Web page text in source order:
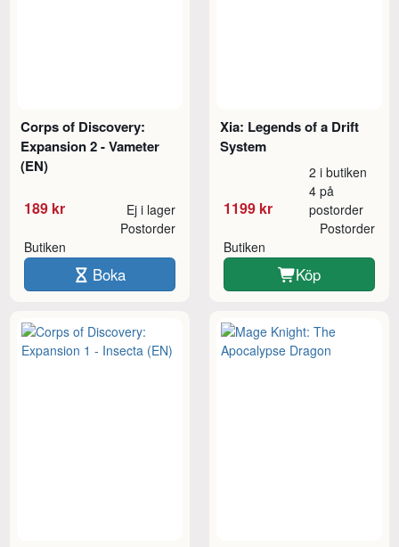
Corps of Discovery:
Expansion 2 - Vameter
(EN)
189 kr Ej i lager
Butiken
Postorder
Boka
Xia: Legends of a Drift
System
1199 kr
2 i butiken
4 på
postorder
Butiken
Postorder
Köp